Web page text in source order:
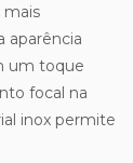
mais
aparência
um toque
focal na
inox permite